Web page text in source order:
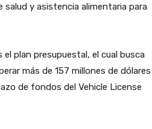
y asistencia alimentaria para
el plan presupuestal, el cual busca
más de 157 millones de dólares
de fondos del Vehicle License